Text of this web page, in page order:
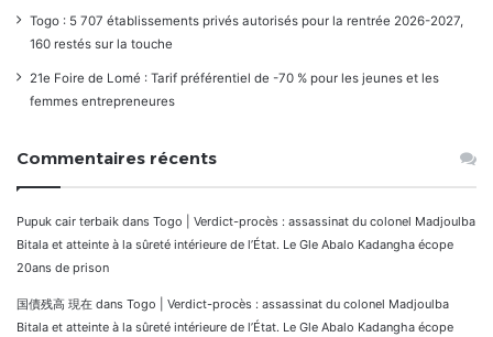
Togo : 5 707 établissements privés autorisés pour la rentrée 2026-2027,
160 restés sur la touche
21e Foire de Lomé : Tarif préférentiel de -70 % pour les jeunes et les
femmes entrepreneures
Commentaires récents
Pupuk cair terbaik dans Togo | Verdict-procès : assassinat du colonel Madjoulba
Bitala et atteinte à la sûreté intérieure de l’État. Le Gle Abalo Kadangha écope
20ans de prison
国債残高 現在 dans Togo | Verdict-procès : assassinat du colonel Madjoulba
Bitala et atteinte à la sûreté intérieure de l’État. Le Gle Abalo Kadangha écope